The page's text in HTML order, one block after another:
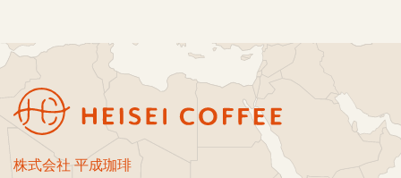
株式会社 平成珈琲